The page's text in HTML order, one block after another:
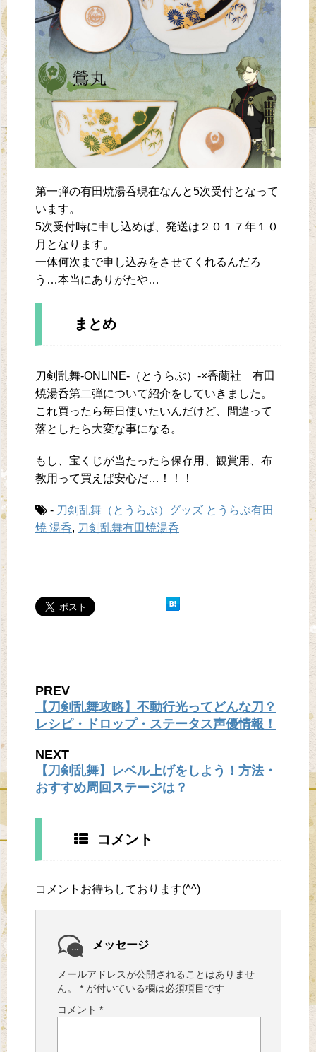
第一弾の有田焼湯呑現在なんと5次受付となって
います。
5次受付時に申し込めば、発送は２０１７年１０
月となります。
一体何次まで申し込みをさせてくれるんだろ
う…本当にありがたや…
まとめ
刀剣乱舞-ONLINE-（とうらぶ）-×香蘭社 有田
焼湯呑第二弾について紹介をしていきました。
これ買ったら毎日使いたいんだけど、間違って
落としたら大変な事になる。
もし、宝くじが当たったら保存用、観賞用、布
教用って買えば安心だ…！！！
- 刀剣乱舞（とうらぶ）グッズ とうらぶ有田
焼 湯呑, 刀剣乱舞有田焼湯呑
PREV
【刀剣乱舞攻略】不動行光ってどんな刀？
レシピ・ドロップ・ステータス声優情報！
NEXT
【刀剣乱舞】レベル上げをしよう！方法・
おすすめ周回ステージは？
コメント
コメントお待ちしております(^^)
メッセージ
メールアドレスが公開されることはありませ
ん。
* が付いている欄は必須項目です
コメント *